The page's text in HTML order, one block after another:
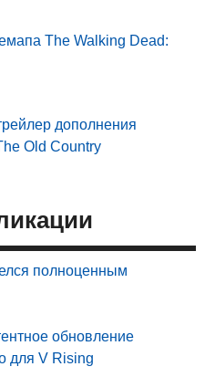
The Walking Dead:
дополнения
Old Country
полноценным
обновление
для V Rising